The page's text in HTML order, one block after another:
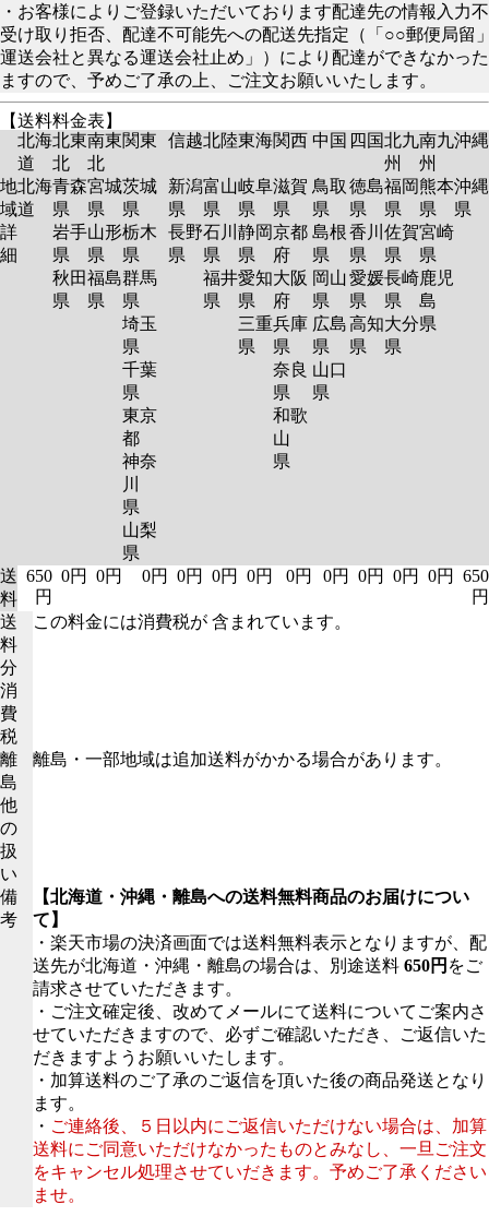
・お客様によりご登録いただいております配達先の情報入力
受け取り拒否、配達不可能先への配送先指定（「○○郵便局留
運送会社と異なる運送会社止め」）により配達ができなかっ
ますので、予めご了承の上、ご注文お願いいたします。
【送料料金表】
北海
道
北東
北
南東
北
関東 信越北陸東海関西 中国 四国北九
州
南九
州
沖縄
地
域
詳
細
北海
道
青森
県
岩手
県
秋田
県
宮城
県
山形
県
福島
県
茨城
県
栃木
県
群馬
県
埼玉
県
千葉
県
東京
都
神奈
川
県
山梨
県
新潟
県
長野
県
富山
県
石川
県
福井
県
岐阜
県
静岡
県
愛知
県
三重
県
滋賀
県
京都
府
大阪
府
兵庫
県
奈良
県
和歌
山
県
鳥取
県
島根
県
岡山
県
広島
県
山口
県
徳島
県
香川
県
愛媛
県
高知
県
福岡
県
佐賀
県
長崎
県
大分
県
熊本
県
宮崎
県
鹿児
島
県
沖縄
県
送
料
650
円
0円 0円 0円 0円 0円 0円 0円 0円 0円 0円 0円
650
円
送
料
分
消
費
税
この料金には消費税が 含まれています。
離
島
他
の
扱
い
離島・一部地域は追加送料がかかる場合があります。
備
考
【北海道・沖縄・離島への送料無料商品のお届けについ
て】
・楽天市場の決済画面では送料無料表示となりますが、配
送先が北海道・沖縄・離島の場合は、別途送料 650円 をご
請求させていただきます。
・ご注文確定後、改めてメールにて送料についてご案内さ
せていただきますので、必ずご確認いただき、ご返信いた
だきますようお願いいたします。
・加算送料のご了承のご返信を頂いた後の商品発送となり
ます。
・ ご連絡後、５日以内にご返信いただけない場合は、加算
送料にご同意いただけなかったものとみなし、一旦ご注文
をキャンセル処理させていだきます。予めご了承ください
ませ。